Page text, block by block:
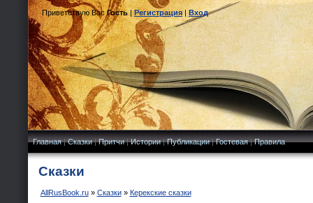
Приветствую Вас Гость|Регистрация|Вход
Главная|Сказки|Притчи|Истории|Публикации|Гостевая|Правила
Сказки
AllRusBook.ru» Сказки» Керекские сказки